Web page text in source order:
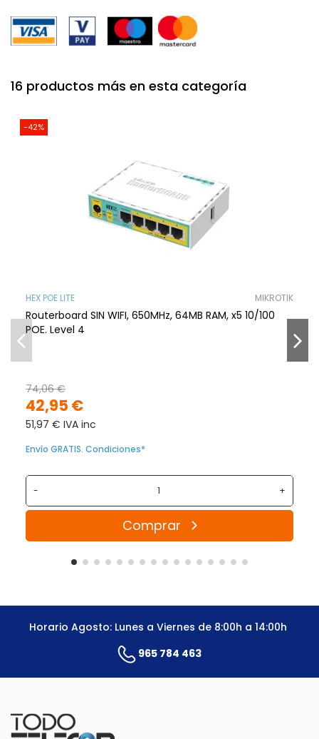
16 productos más en esta categoría
-42%
HEX POE LITE MIKROTIK
Routerboard SIN WIFI, 650MHz, 64MB RAM, x5 10/100
POE. Level 4
42,95 €
74,06 €
51,97 € IVA inc
Envío GRATIS. Condiciones*
- +
Comprar
Horario Agosto: Lunes a Viernes de 8:00h a 14:00h
965 784 463